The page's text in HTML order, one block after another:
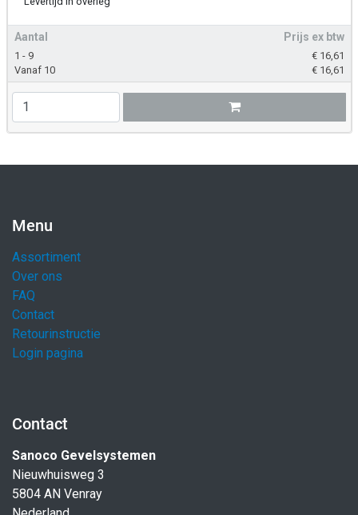
Aantal Prijs ex btw
1 - 9 € 16,61
Vanaf 10
€ 16,61
Menu
Assortiment
Over ons
FAQ
Contact
Retourinstructie
Login pagina
Contact
Sanoco Gevelsystemen
Nieuwhuisweg 3
5804 AN Venray